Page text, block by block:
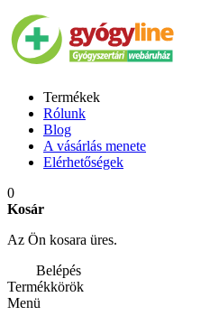
Termékek
Rólunk
Blog
A vásárlás menete
Elérhetőségek
0
Kosár
Az Ön kosara üres.
Belépés
Termékkörök
Menü